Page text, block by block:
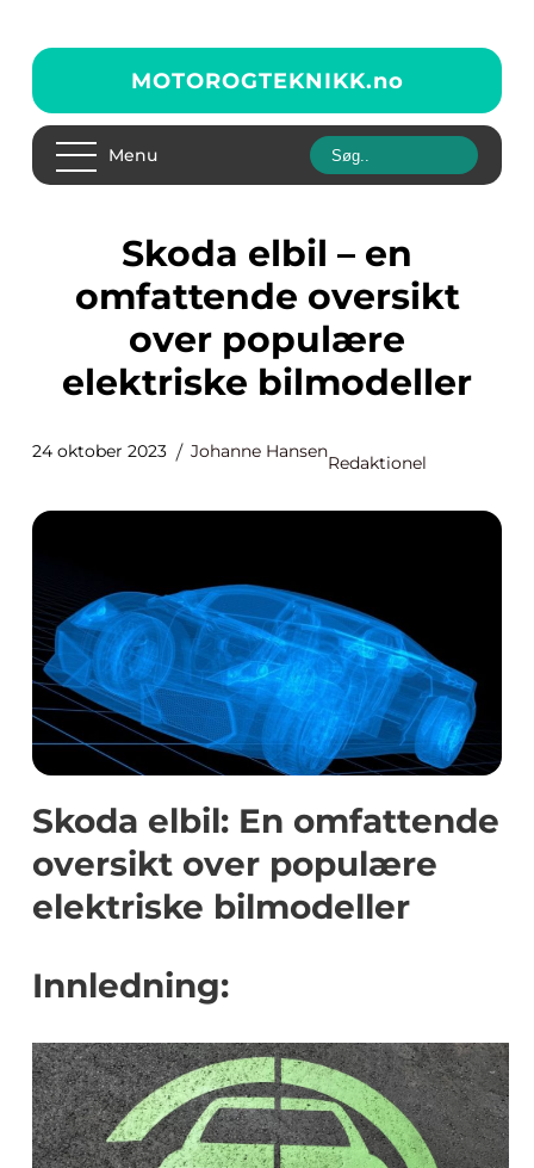
MOTOROGTEKNIKK.no
Menu
Skoda elbil – en
omfattende oversikt
over populære
elektriske bilmodeller
24 oktober 2023 Johanne Hansen
Redaktionel
Skoda elbil: En omfattende
oversikt over populære
elektriske bilmodeller
Innledning: